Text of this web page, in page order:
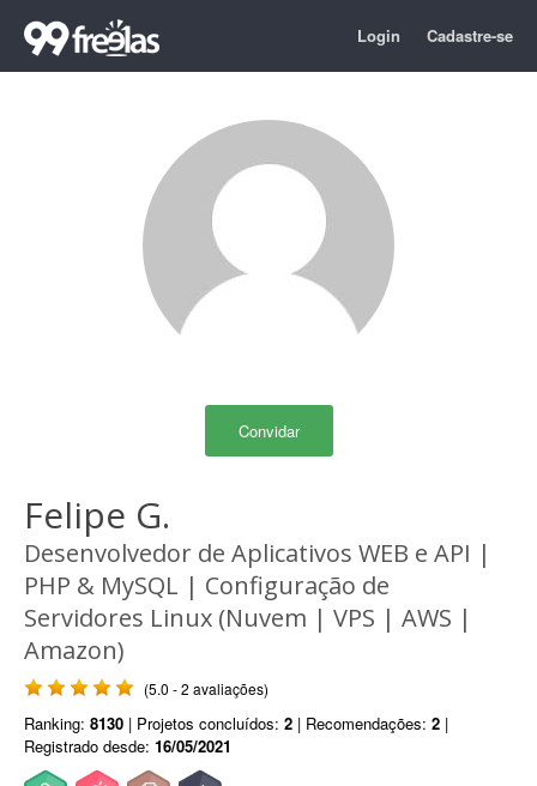
Login Cadastre-se
Convidar
Felipe G.
Desenvolvedor de Aplicativos WEB e API |
PHP & MySQL | Configuração de
Servidores Linux (Nuvem | VPS | AWS |
Amazon)
(5.0 - 2 avaliações)
Ranking: 8130 | Projetos concluídos: 2 | Recomendações: 2 |
Registrado desde: 16/05/2021